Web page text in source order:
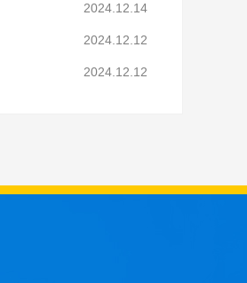
2024.12.14
2024.12.12
2024.12.12